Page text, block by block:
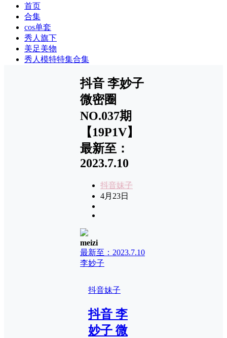
首页
合集
cos单套
秀人旗下
美足美物
秀人模特特集合集
抖音 李妙子
微密圈
NO.037期
【19P1V】
最新至：
2023.7.10
抖音妹子
4月23日
meizi
最新至：2023.7.10
李妙子
抖音妹子
抖音 李
妙子 微